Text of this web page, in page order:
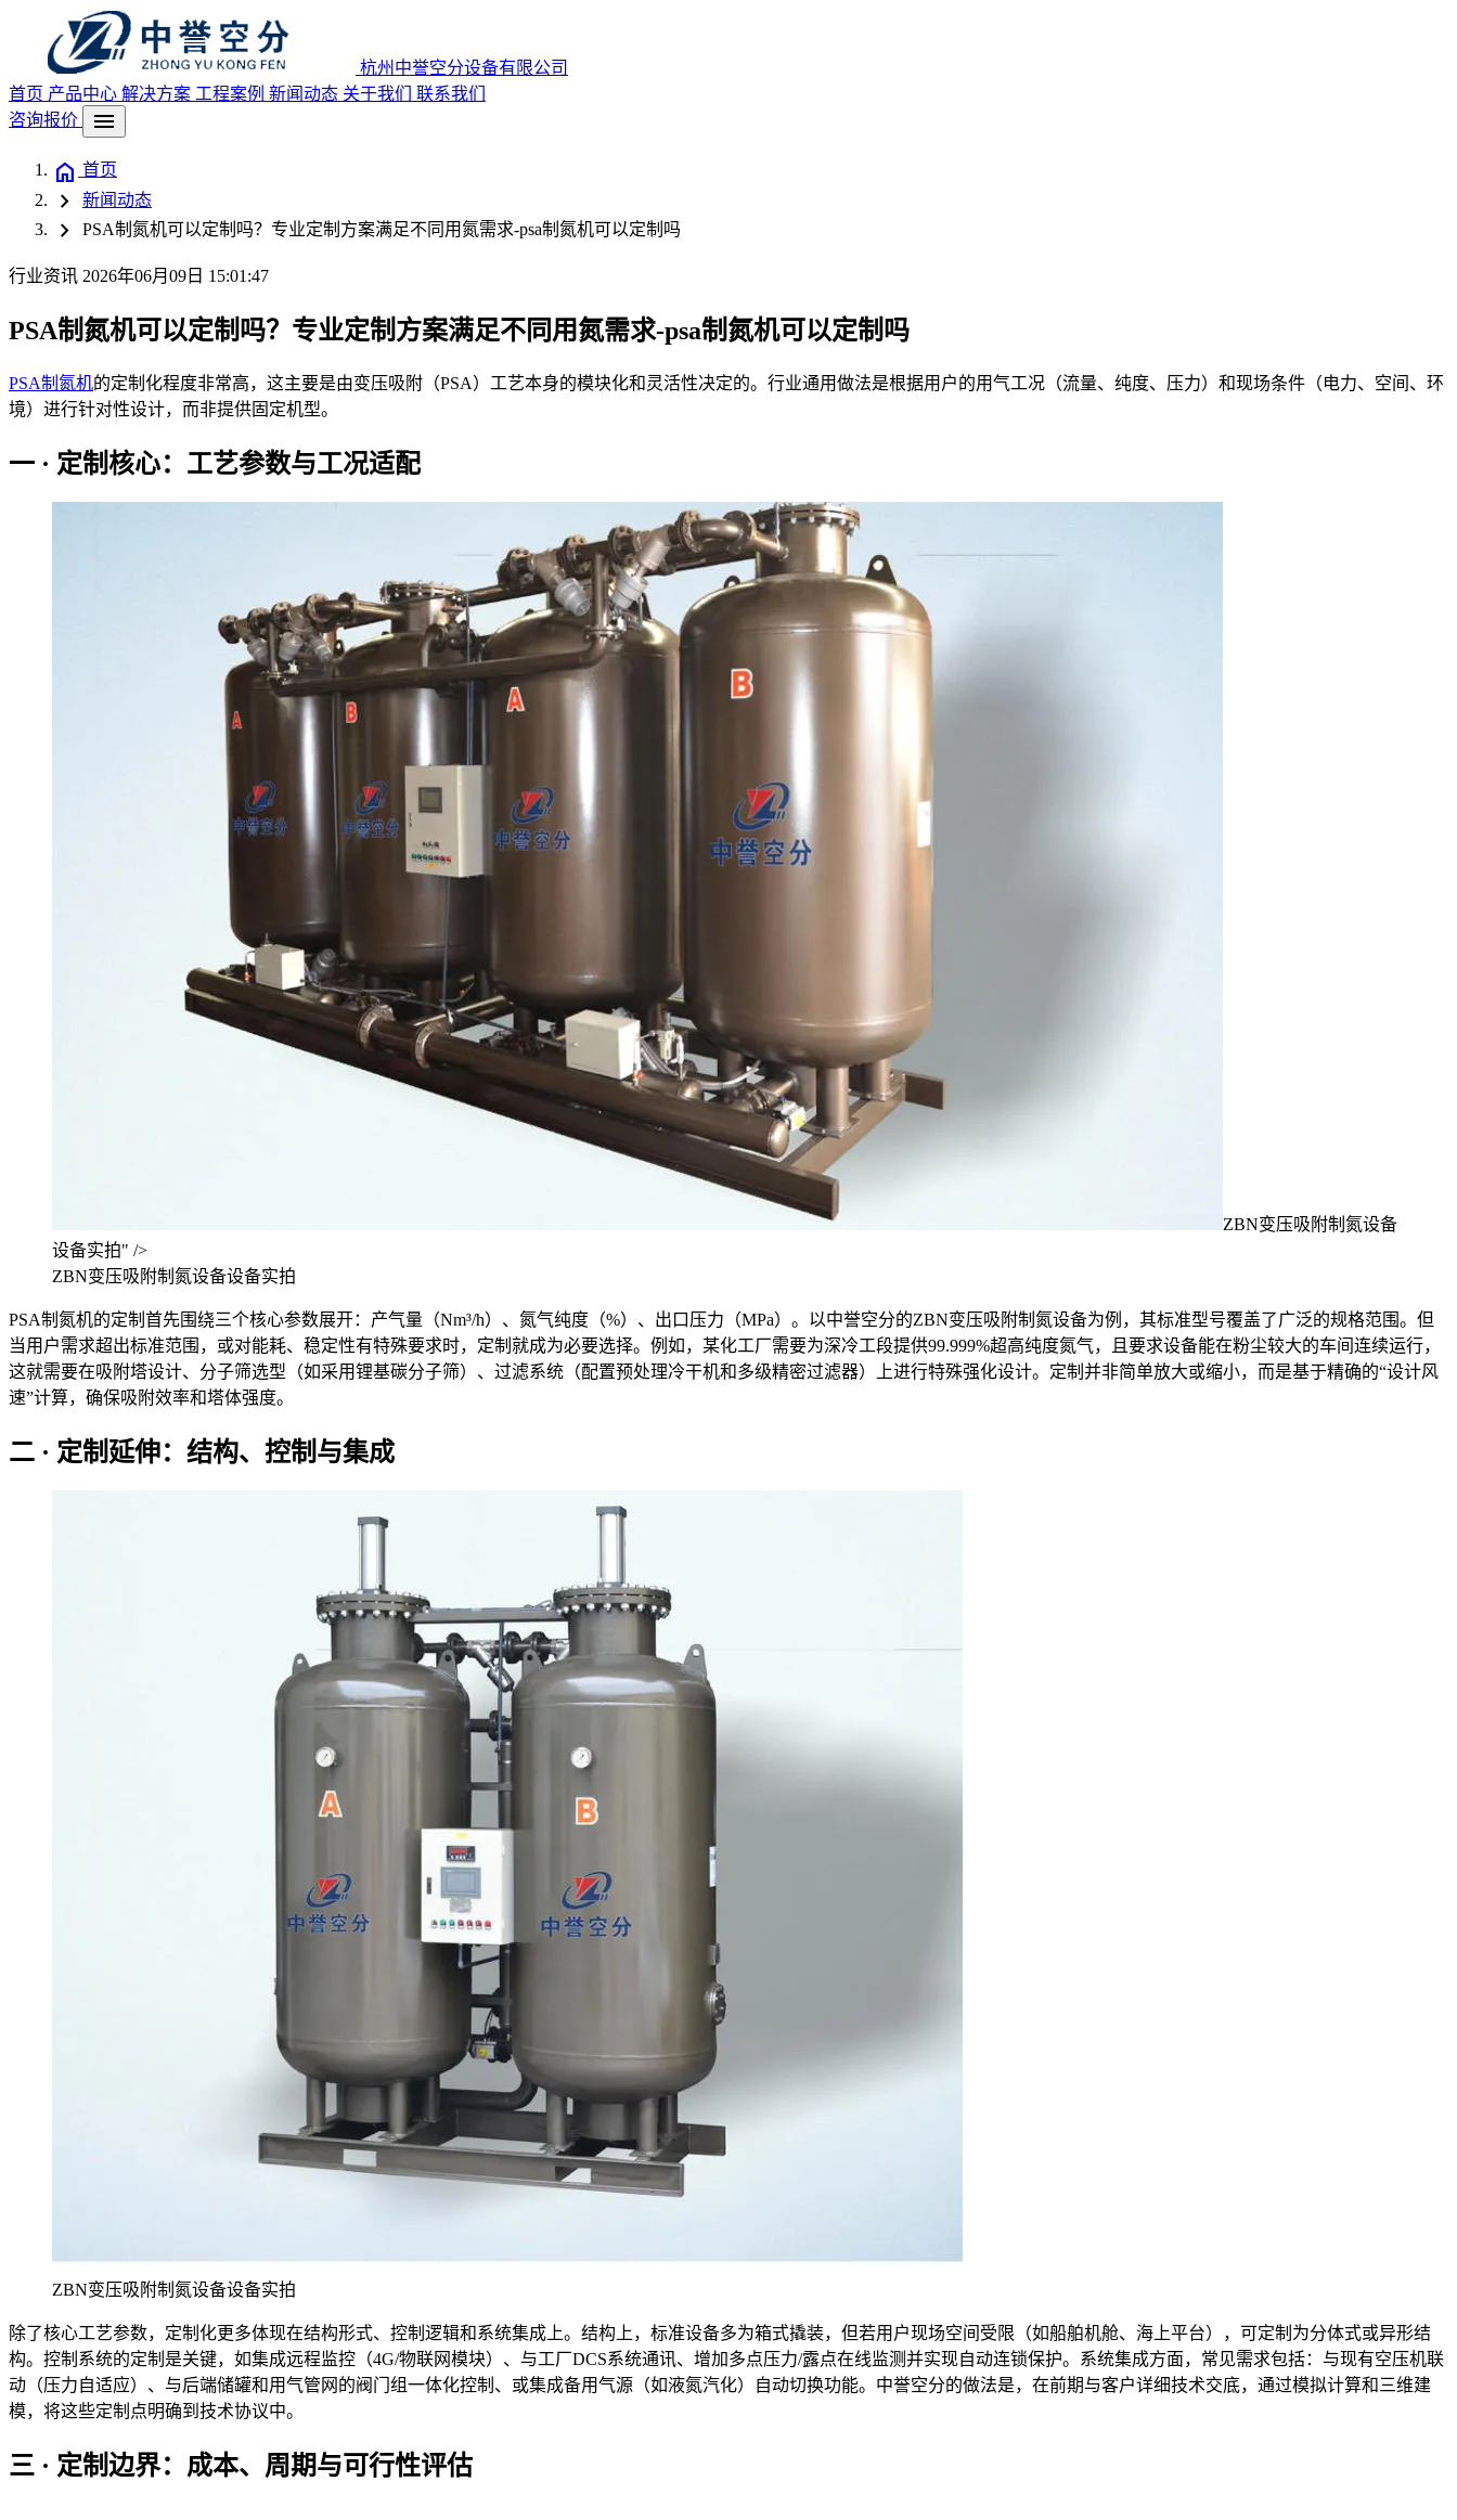
杭州中誉空分设备有限公司
首页 产品中心 解决方案 工程案例 新闻动态 关于我们 联系我们
咨询报价
menu
home 首页
chevron_right 新闻动态
chevron_right PSA制氮机可以定制吗？专业定制方案满足不同用氮需求-psa制氮机可以定制吗
行业资讯 2026年06月09日 15:01:47
PSA制氮机可以定制吗？专业定制方案满足不同用氮需求-psa制氮机可以定制吗
PSA制氮机的定制化程度非常高，这主要是由变压吸附（PSA）工艺本身的模块化和灵活性决定的。行业通用做法是根据用户的用气工况（流量、纯度、压力）和现场条件（电力、空间、环
境）进行针对性设计，而非提供固定机型。
一 · 定制核心：工艺参数与工况适配
ZBN变压吸附制氮设备
设备实拍" />
ZBN变压吸附制氮设备设备实拍
PSA制氮机的定制首先围绕三个核心参数展开：产气量（Nm³/h）、氮气纯度（%）、出口压力（MPa）。以中誉空分的ZBN变压吸附制氮设备为例，其标准型号覆盖了广泛的规格范围。但
当用户需求超出标准范围，或对能耗、稳定性有特殊要求时，定制就成为必要选择。例如，某化工厂需要为深冷工段提供99.999%超高纯度氮气，且要求设备能在粉尘较大的车间连续运行，
这就需要在吸附塔设计、分子筛选型（如采用锂基碳分子筛）、过滤系统（配置预处理冷干机和多级精密过滤器）上进行特殊强化设计。定制并非简单放大或缩小，而是基于精确的“设计风
速”计算，确保吸附效率和塔体强度。
二 · 定制延伸：结构、控制与集成
ZBN变压吸附制氮设备设备实拍
除了核心工艺参数，定制化更多体现在结构形式、控制逻辑和系统集成上。结构上，标准设备多为箱式撬装，但若用户现场空间受限（如船舶机舱、海上平台），可定制为分体式或异形结
构。控制系统的定制是关键，如集成远程监控（4G/物联网模块）、与工厂DCS系统通讯、增加多点压力/露点在线监测并实现自动连锁保护。系统集成方面，常见需求包括：与现有空压机联
动（压力自适应）、与后端储罐和用气管网的阀门组一体化控制、或集成备用气源（如液氮汽化）自动切换功能。中誉空分的做法是，在前期与客户详细技术交底，通过模拟计算和三维建
模，将这些定制点明确到技术协议中。
三 · 定制边界：成本、周期与可行性评估